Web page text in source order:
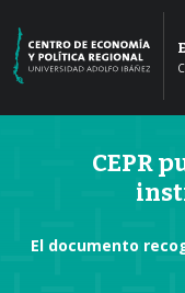
CEPR
El documento